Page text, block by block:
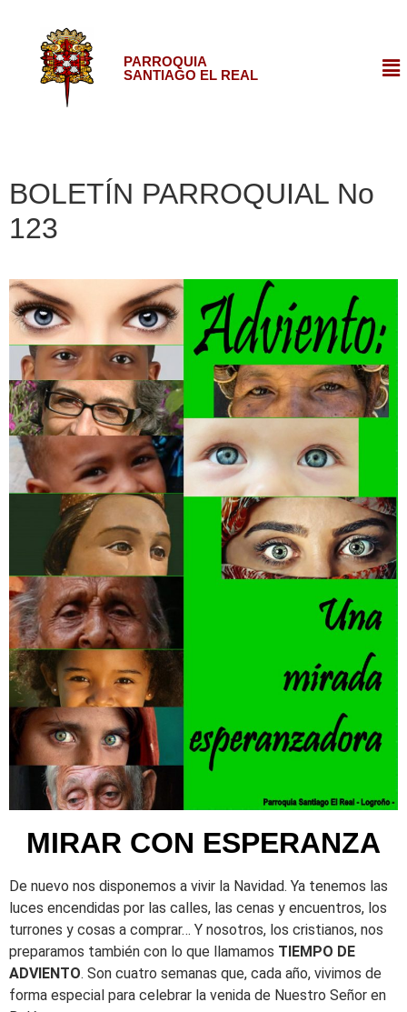
PARROQUIA
SANTIAGO EL REAL
BOLETÍN PARROQUIAL No
123
MIRAR CON ESPERANZA
De nuevo nos disponemos a vivir la Navidad. Ya tenemos las
luces encendidas por las calles, las cenas y encuentros, los
turrones y cosas a comprar… Y nosotros, los cristianos, nos
preparamos también con lo que llamamos TIEMPO DE
ADVIENTO. Son cuatro semanas que, cada año, vivimos de
forma especial para celebrar la venida de Nuestro Señor en